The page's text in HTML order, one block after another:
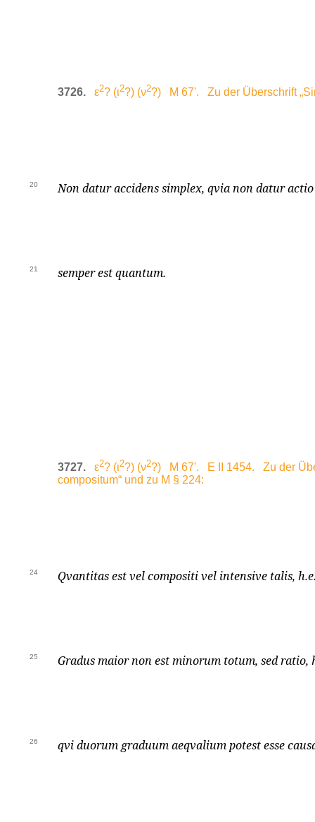
3726. ε2? (ι2?) (ν2?) M 67'. Zu der Überschrift
20 Non datur accidens simplex, qvia non datur actio
21 semper est quantum.
3727. ε2? (ι2?) (ν2?) M 67'. E II 1454. Zu der
compositum“ und zu M § 224:
24 Qvantitas est vel compositi vel intensive talis,
25 Gradus maior non est minorum totum, sed ratio,
26 qvi duorum graduum aeqvalium potest esse